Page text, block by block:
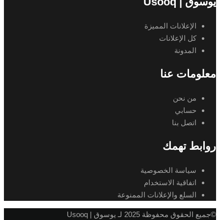
الإعلانات المميزة
كل الإعلانات
المدونة
معلومات عنا
من نحن
حسابي
اتصل بنا
روابط تهمك
سياسة الخصوصية
اتفاقية الاستخدام
السلع والإعلانات الممنوعة
©جميع الحقوق محفوظة 2025 لـ يوسوق | Usooq